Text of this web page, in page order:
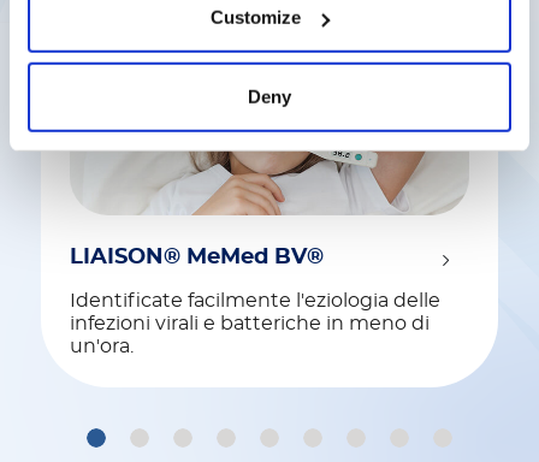
Customize
Deny
LIAISON® MeMed BV®
Identificate facilmente l'eziologia delle
infezioni virali e batteriche in meno di
un'ora.
1 2 3 4 5 6 7 8 9